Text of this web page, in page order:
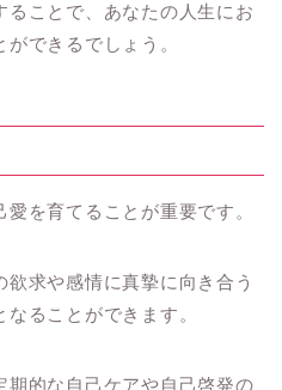
ることで、あなたの人生にお
できるでしょう。
を育てることが重要です。
求や感情に真摯に向き合う
ることができます。
期的な自己ケアや自己啓発の